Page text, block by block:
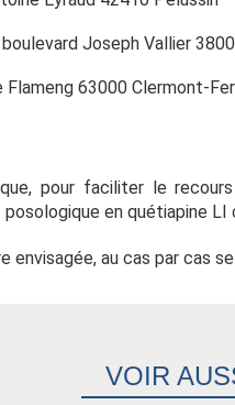
Joseph Vallier
63000 Clermont-
pour faciliter le
posologique en quétiapine
au cas par cas
VOIR